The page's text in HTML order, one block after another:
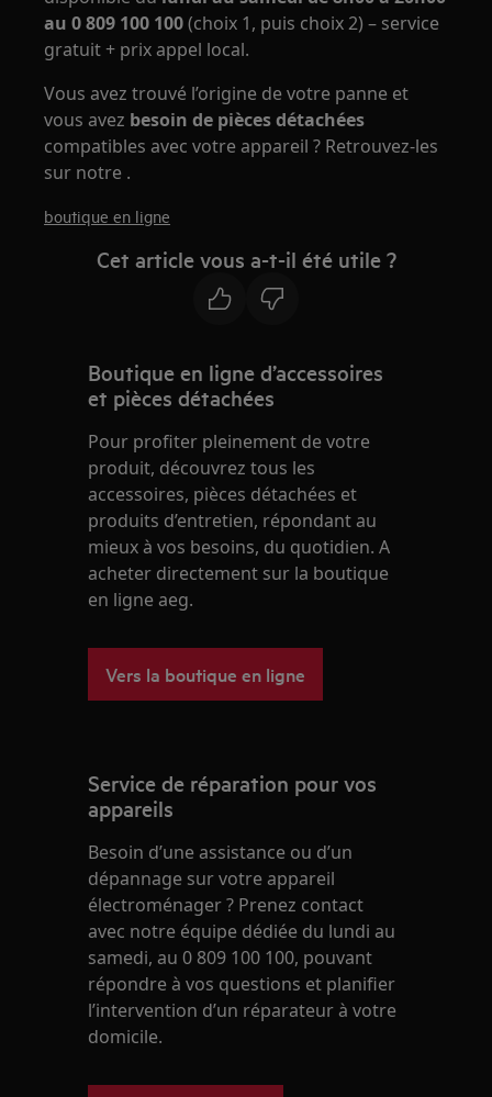
au 0 809 100 100(choix 1, puis choix 2) – service
gratuit + prix appel local.
Vous avez trouvé l’origine de votre panne et
vous avez besoin de pièces détachées
compatibles avec votre appareil ? Retrouvez-les
sur notre .
boutique en ligne
Cet article vous a-t-il été utile ?
Boutique en ligne d’accessoires
et pièces détachées
Pour profiter pleinement de votre
produit, découvrez tous les
accessoires, pièces détachées et
produits d’entretien, répondant au
mieux à vos besoins, du quotidien. A
acheter directement sur la boutique
en ligne aeg.
Vers la boutique en ligne
Service de réparation pour vos
appareils
Besoin d’une assistance ou d’un
dépannage sur votre appareil
électroménager ? Prenez contact
avec notre équipe dédiée du lundi au
samedi, au 0 809 100 100, pouvant
répondre à vos questions et planifier
l’intervention d’un réparateur à votre
domicile.